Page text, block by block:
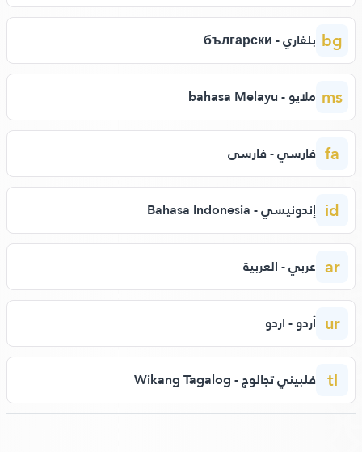
bg بلغاري - български
ms ملايو - bahasa Melayu
fa فارسي - فارسی
id إندونيسي - Bahasa Indonesia
ar عربي - العربية
ur أردو - اردو
tl فلبيني تجالوج - Wikang Tagalog